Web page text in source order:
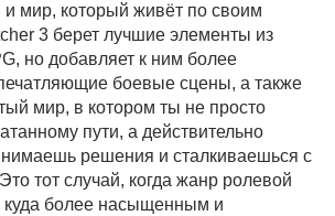
и мир, который живёт по своим
3 берет лучшие элементы из
но добавляет к ним более
боевые сцены, а также
мир, в котором ты не просто
пути, а действительно
решения и сталкиваешься с
тот случай, когда жанр ролевой
куда более насыщенным и